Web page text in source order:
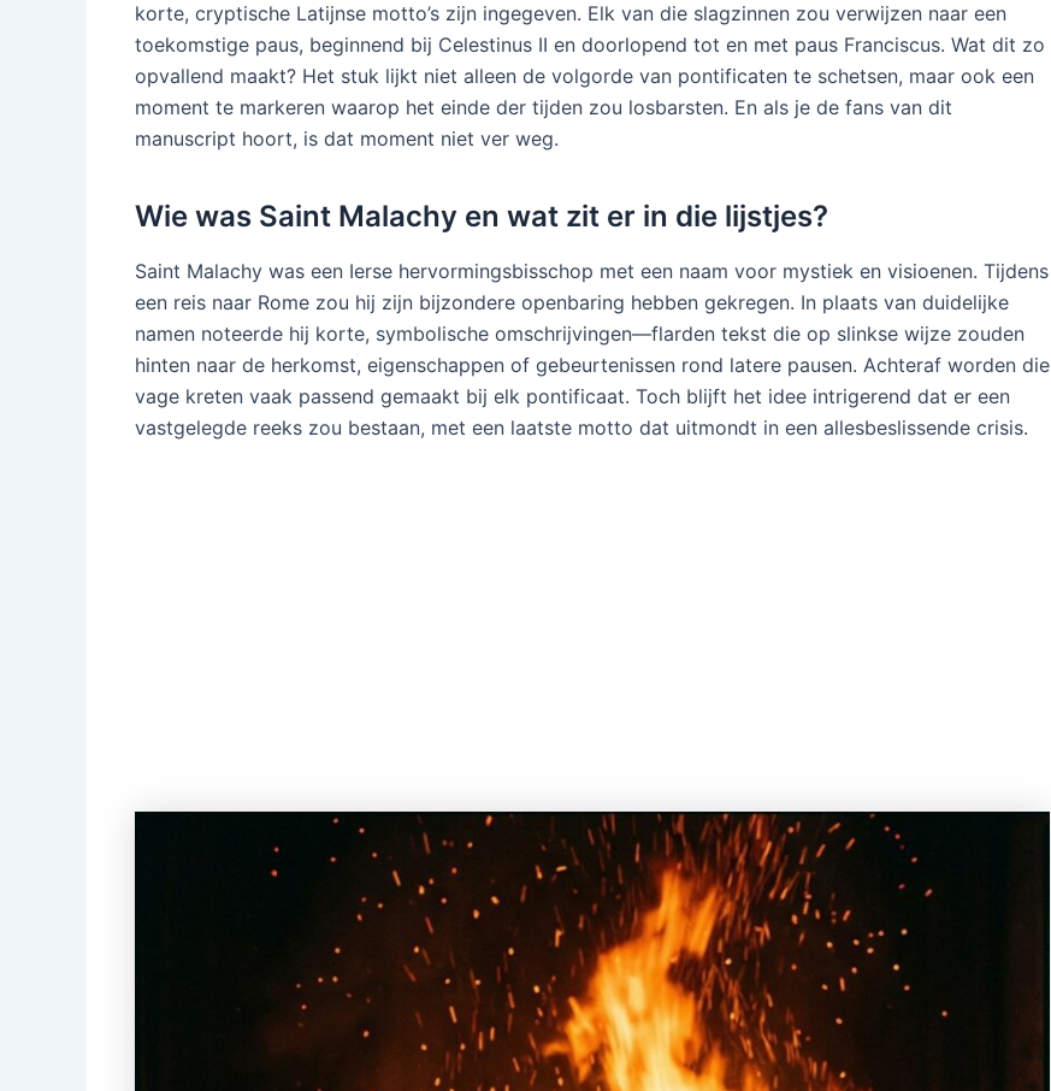
korte, cryptische Latijnse motto’s zijn ingegeven. Elk van die slagzinnen zou verwijzen naar een
toekomstige paus, beginnend bij Celestinus II en doorlopend tot en met paus Franciscus. Wat dit zo
opvallend maakt? Het stuk lijkt niet alleen de volgorde van pontificaten te schetsen, maar ook een
moment te markeren waarop het einde der tijden zou losbarsten. En als je de fans van dit
manuscript hoort, is dat moment niet ver weg.
Wie was Saint Malachy en wat zit er in die lijstjes?
Saint Malachy was een Ierse hervormingsbisschop met een naam voor mystiek en visioenen. Tijdens
een reis naar Rome zou hij zijn bijzondere openbaring hebben gekregen. In plaats van duidelijke
namen noteerde hij korte, symbolische omschrijvingen—flarden tekst die op slinkse wijze zouden
hinten naar de herkomst, eigenschappen of gebeurtenissen rond latere pausen. Achteraf worden die
vage kreten vaak passend gemaakt bij elk pontificaat. Toch blijft het idee intrigerend dat er een
vastgelegde reeks zou bestaan, met een laatste motto dat uitmondt in een allesbeslissende crisis.